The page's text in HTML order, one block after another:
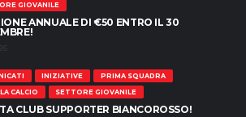
GIOVANILE
ANNUALE DI €50 ENTRO IL 30
INIZIATIVE
PRIMA SQUADRA
CALCIO
SETTORE GIOVANILE
CLUB SUPPORTER BIANCOROSSO!